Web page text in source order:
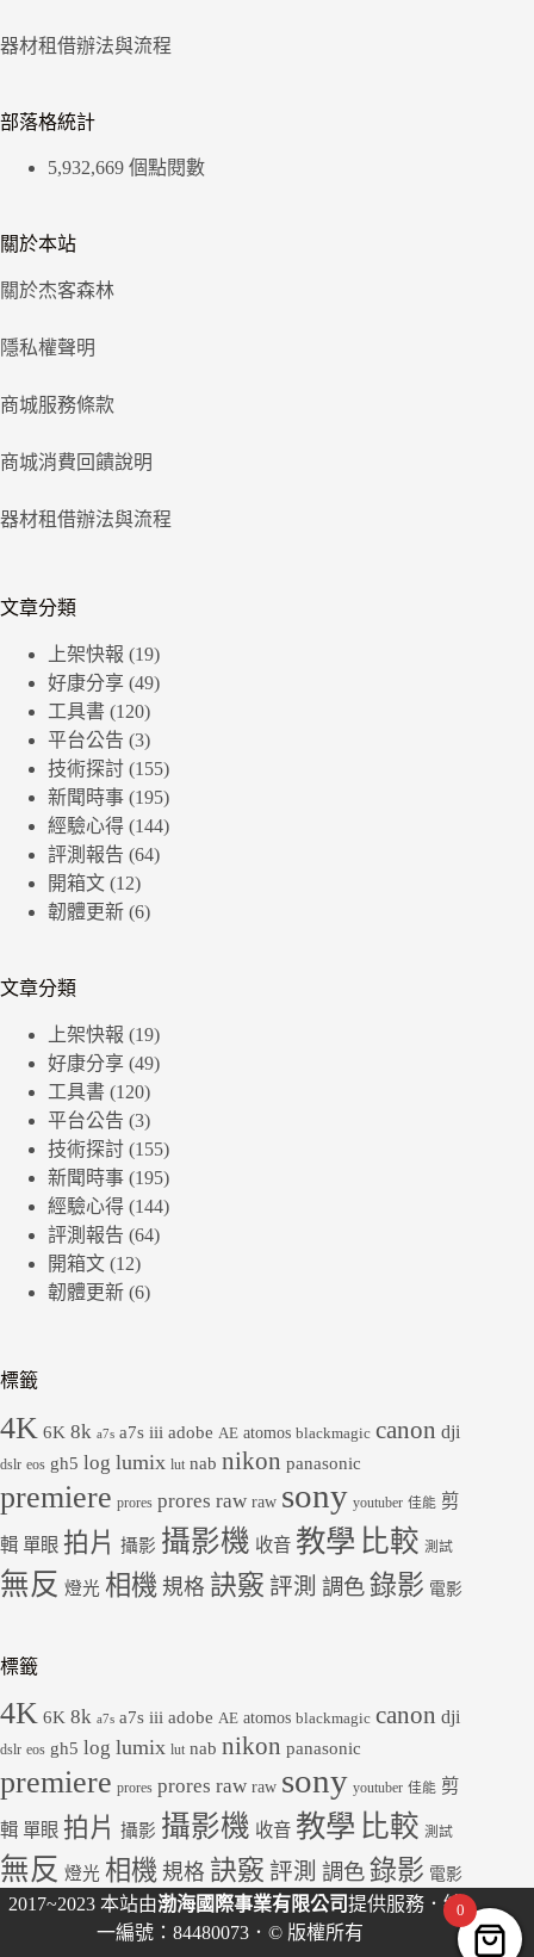
器材租借辦法與流程
部落格統計
5,932,669 個點閱數
關於本站
關於杰客森林
隱私權聲明
商城服務條款
商城消費回饋說明
器材租借辦法與流程
文章分類
上架快報 (19)
好康分享 (49)
工具書 (120)
平台公告 (3)
技術探討 (155)
新聞時事 (195)
經驗心得 (144)
評測報告 (64)
開箱文 (12)
韌體更新 (6)
文章分類
上架快報 (19)
好康分享 (49)
工具書 (120)
平台公告 (3)
技術探討 (155)
新聞時事 (195)
經驗心得 (144)
評測報告 (64)
開箱文 (12)
韌體更新 (6)
標籤
4K 6K 8k a7s a7s iii adobe AE atomos blackmagic canon dji
dslr eos gh5 log lumix lut nab nikon panasonic
premiere prores prores raw raw sony youtuber 佳能 剪
輯 單眼 拍片 攝影 攝影機 收音 教學 比較 測試
無反 燈光 相機 規格 訣竅 評測 調色 錄影 電影
標籤
4K 6K 8k a7s a7s iii adobe AE atomos blackmagic canon dji
dslr eos gh5 log lumix lut nab nikon panasonic
premiere prores prores raw raw sony youtuber 佳能 剪
輯 單眼 拍片 攝影 攝影機 收音 教學 比較 測試
無反 燈光 相機 規格 訣竅 評測 調色 錄影 電影
2017~2023 本站由渤海國際事業有限公司提供服務．統
一編號：84480073．© 版權所有
0